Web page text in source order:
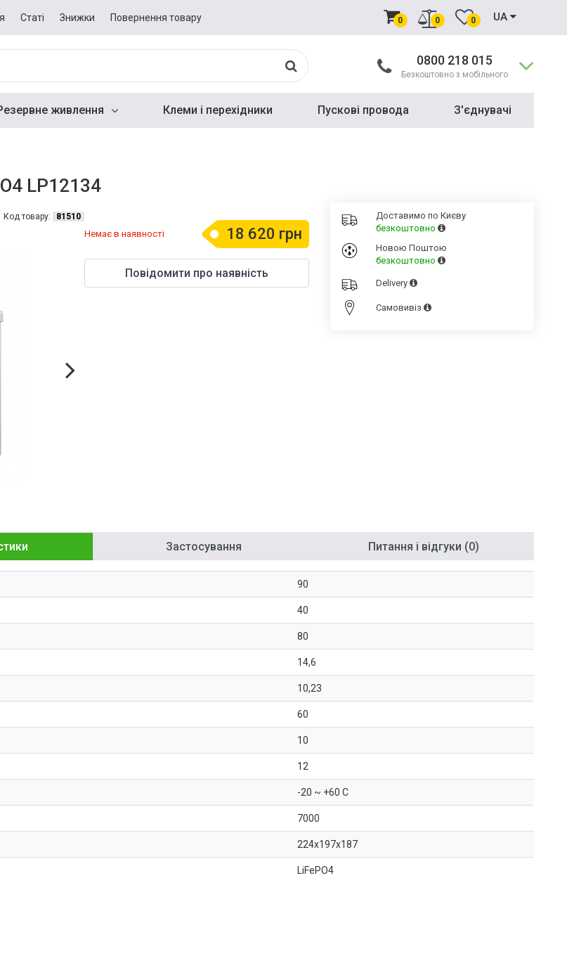
Статі Знижки Повернення товару 0 0 0 UA
0800 218 015
Безкоштовно з мобільного
живлення Клеми і перехідники Пускові провода З'єднувачі
LP12134
Код товару: 81510
18 620 грн
Немає в наявності
Повідомити про наявність
Доставимо по Києву
безкоштовно
Новою Поштою
безкоштовно
Delivery
Cамовивіз
Застосування Питання і відгуки (0)
90
40
80
14,6
10,23
60
10
12
-20 ~ +60 C
7000
224x197x187
LiFePO4